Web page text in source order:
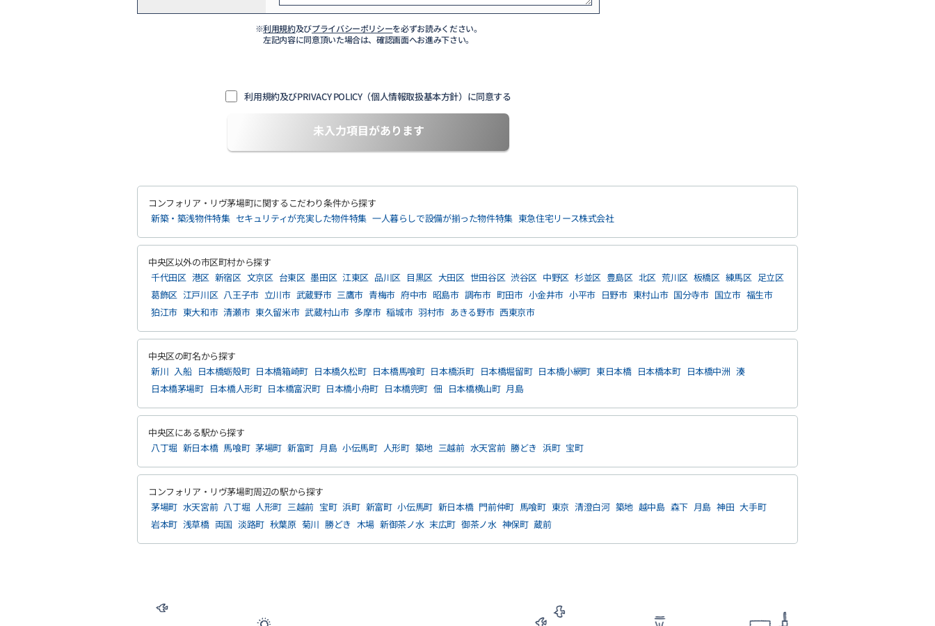
※利用規約及びプライバシーポリシーを必ずお読みください。
左記内容に同意頂いた場合は、確認画面へお進み下さい。
利用規約及びPRIVACY POLICY（個人情報取扱基本方針）に同意する
未入力項目があります
コンフォリア・リヴ茅場町に関するこだわり条件から探す
新築・築浅物件特集 セキュリティが充実した物件特集 一人暮らしで設備が揃った物件特集 東急住宅リース株式会社
中央区以外の市区町村から探す
千代田区 港区 新宿区 文京区 台東区 墨田区 江東区 品川区 目黒区 大田区 世田谷区 渋谷区 中野区 杉並区 豊島区 北区 荒川区 板橋区 練馬区 足立区
葛飾区 江戸川区 八王子市 立川市 武蔵野市 三鷹市 青梅市 府中市 昭島市 調布市 町田市 小金井市 小平市 日野市 東村山市 国分寺市 国立市 福生市
狛江市 東大和市 清瀬市 東久留米市 武蔵村山市 多摩市 稲城市 羽村市 あきる野市 西東京市
中央区の町名から探す
新川 入船 日本橋蛎殻町 日本橋箱崎町 日本橋久松町 日本橋馬喰町 日本橋浜町 日本橋堀留町 日本橋小網町 東日本橋 日本橋本町 日本橋中洲 湊
日本橋茅場町 日本橋人形町 日本橋富沢町 日本橋小舟町 日本橋兜町 佃 日本橋横山町 月島
中央区にある駅から探す
八丁堀 新日本橋 馬喰町 茅場町 新富町 月島 小伝馬町 人形町 築地 三越前 水天宮前 勝どき 浜町 宝町
コンフォリア・リヴ茅場町周辺の駅から探す
茅場町 水天宮前 八丁堀 人形町 三越前 宝町 浜町 新富町 小伝馬町 新日本橋 門前仲町 馬喰町 東京 清澄白河 築地 越中島 森下 月島 神田 大手町
岩本町 浅草橋 両国 淡路町 秋葉原 菊川 勝どき 木場 新御茶ノ水 末広町 御茶ノ水 神保町 蔵前